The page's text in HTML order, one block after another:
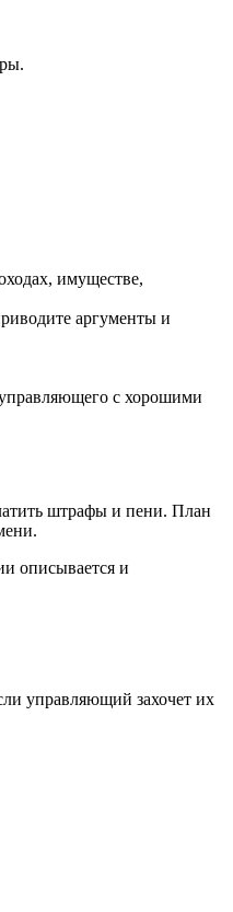
имуществе,
аргументы и
с хорошими
штрафы и пени. План
описывается и
управляющий захочет их